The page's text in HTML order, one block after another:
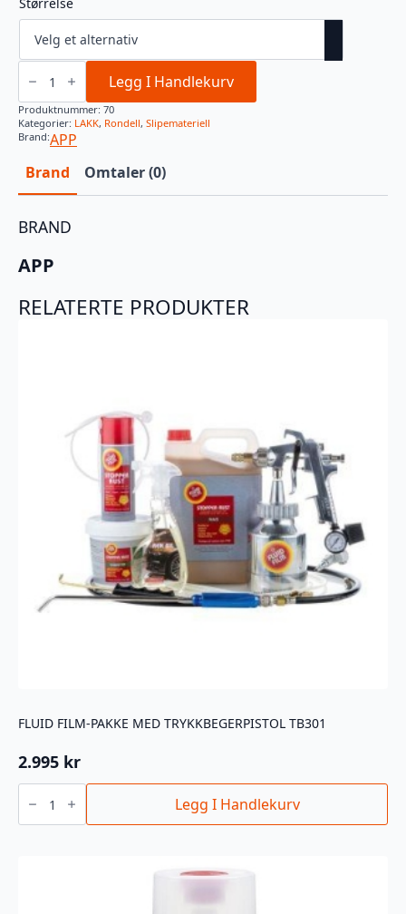
Størrelse
150MM
INTERFACE
HULL
antall
Legg I Handlekurv
Produktnummer: 70
Kategorier: LAKK, Rondell, Slipemateriell
Brand:APP
Brand
Omtaler (0)
BRAND
APP
RELATERTE PRODUKTER
FLUID FILM-PAKKE MED TRYKKBEGERPISTOL TB301
2.995 kr
Fluid
Film-
pakke
med
Legg I Handlekurv